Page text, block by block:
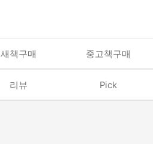
새책구매 중고책구매
리뷰 Pick